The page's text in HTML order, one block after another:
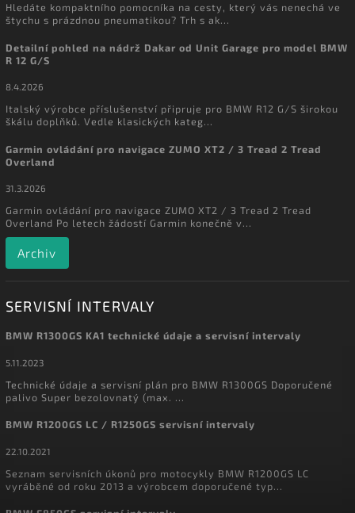
Hledáte kompaktního pomocníka na cesty, který vás nenechá ve
štychu s prázdnou pneumatikou? Trh s ak...
Detailní pohled na nádrž Dakar od Unit Garage pro model BMW
R 12 G/S
8.4.2026
Italský výrobce příslušenství připruje pro BMW R12 G/S širokou
škálu doplňků. Vedle klasických kateg...
Garmin ovládání pro navigace ZUMO XT2 / 3 Tread 2 Tread
Overland
31.3.2026
Garmin ovládání pro navigace ZUMO XT2 / 3 Tread 2 Tread
Overland Po letech žádostí Garmin konečně v...
Archiv
SERVISNÍ INTERVALY
BMW R1300GS KA1 technické údaje a servisní intervaly
5.11.2023
Technické údaje a servisní plán pro BMW R1300GS Doporučené
palivo Super bezolovnatý (max. ...
BMW R1200GS LC / R1250GS servisní intervaly
22.10.2021
Seznam servisních úkonů pro motocykly BMW R1200GS LC
vyráběné od roku 2013 a výrobcem doporučené typ...